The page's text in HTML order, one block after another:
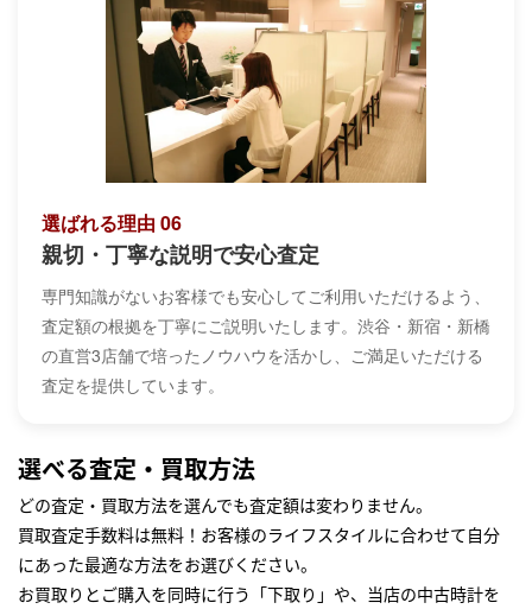
選ばれる理由 06
親切・丁寧な説明で安心査定
専門知識がないお客様でも安心してご利用いただけるよう、
査定額の根拠を丁寧にご説明いたします。渋谷・新宿・新橋
の直営3店舗で培ったノウハウを活かし、ご満足いただける
査定を提供しています。
選べる査定・買取方法
どの査定・買取方法を選んでも査定額は変わりません。
買取査定手数料は無料！お客様のライフスタイルに合わせて自分
にあった最適な方法をお選びください。
お買取りとご購入を同時に行う「下取り」や、当店の中古時計を